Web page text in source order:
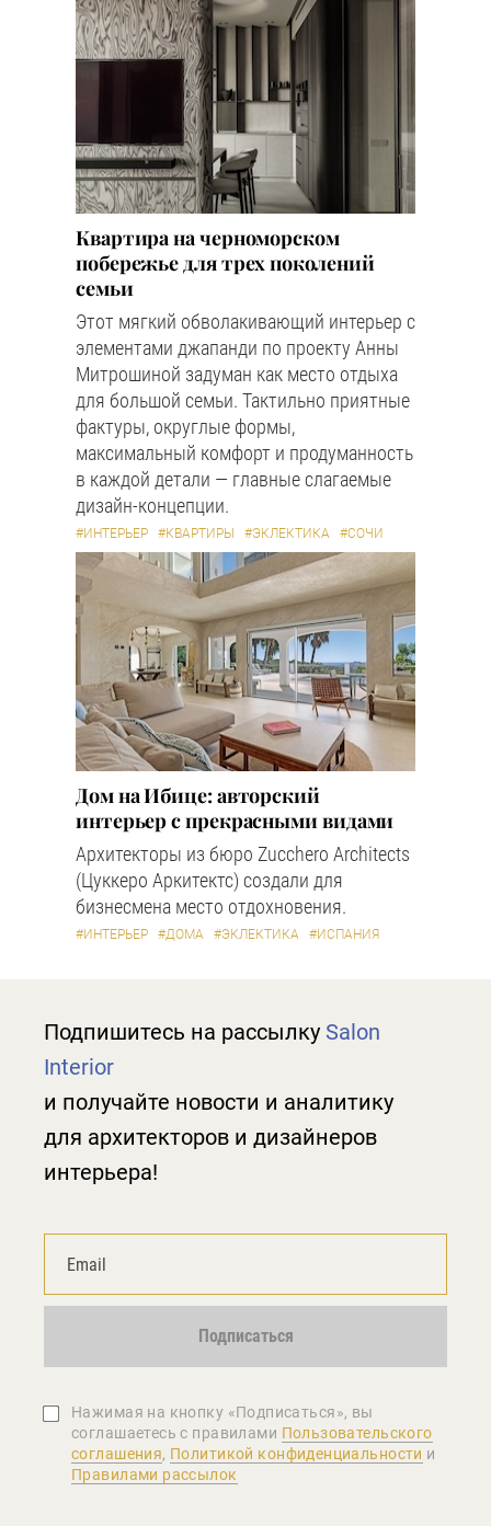
Квартира на черноморском
побережье для трех поколений
семьи
Этот мягкий обволакивающий интерьер с
элементами джапанди по проекту Анны
Митрошиной задуман как место отдыха
для большой семьи. Тактильно приятные
фактуры, округлые формы,
максимальный комфорт и продуманность
в каждой детали — главные слагаемые
дизайн-концепции.
#ИНТЕРЬЕР #КВАРТИРЫ #ЭКЛЕКТИКА #СОЧИ
Дом на Ибице: авторский
интерьер с прекрасными видами
Архитекторы из бюро Zucchero Architects
(Цуккеро Аркитектс) создали для
бизнесмена место отдохновения.
#ИНТЕРЬЕР #ДОМА #ЭКЛЕКТИКА #ИСПАНИЯ
Подпишитесь на рассылку Salon
Interior
и получайте новости и аналитику
для архитекторов и дизайнеров
интерьера!
Подписаться
Нажимая на кнопку «Подписаться», вы
соглашаетеcь с правилами Пользовательского
соглашения, Политикой конфиденциальности и
Правилами рассылок